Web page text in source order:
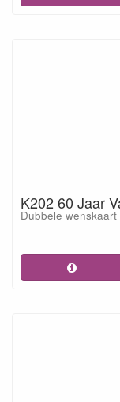
K202 60 Jaar
Dubbele